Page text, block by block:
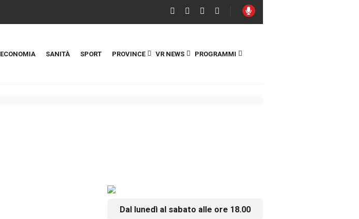
ECONOMIA SANITÀ SPORT PROVINCE VR NEWS PROGRAMMI
Dal lunedì al sabato alle ore 18.00